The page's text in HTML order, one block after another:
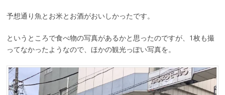
予想通り魚とお米とお酒がおいしかったです。
というところで食べ物の写真があるかと思ったのですが、1枚も撮
ってなかったようなので、ほかの観光っぽい写真を。